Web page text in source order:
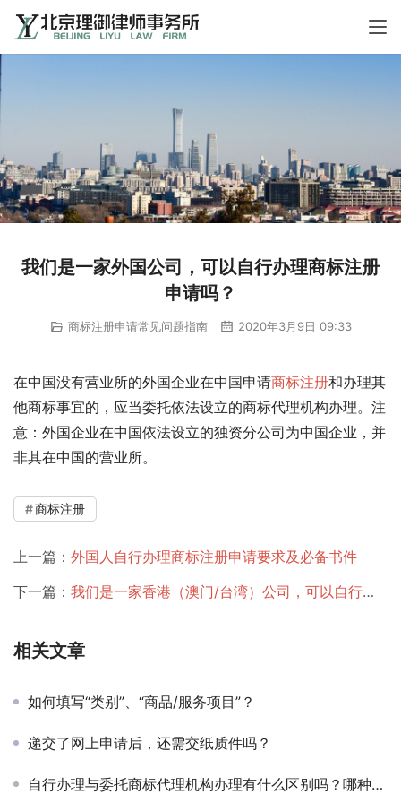
我们是一家外国公司，可以自行办理商标注册
申请吗？
商标注册申请常见问题指南 2020年3月9日 09:33
在中国没有营业所的外国企业在中国申请商标注册和办理其
他商标事宜的，应当委托依法设立的商标代理机构办理。注
意：外国企业在中国依法设立的独资分公司为中国企业，并
非其在中国的营业所。
商标注册
上一篇： 外国人自行办理商标注册申请要求及必备书件
下一篇： 我们是一家香港（澳门/台湾）公司，可以自行办理商标注册申请吗？
相关文章
如何填写“类别”、“商品/服务项目”？
递交了网上申请后，还需交纸质件吗？
自行办理与委托商标代理机构办理有什么区别吗？哪种方式更快些？